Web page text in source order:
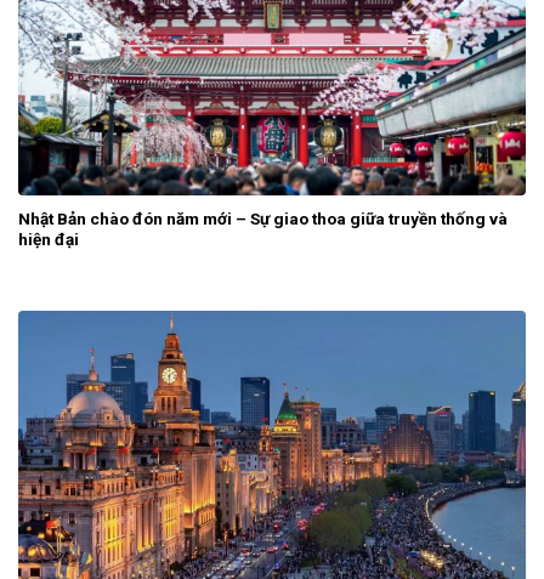
Nhật Bản chào đón năm mới – Sự giao thoa giữa truyền thống và
hiện đại